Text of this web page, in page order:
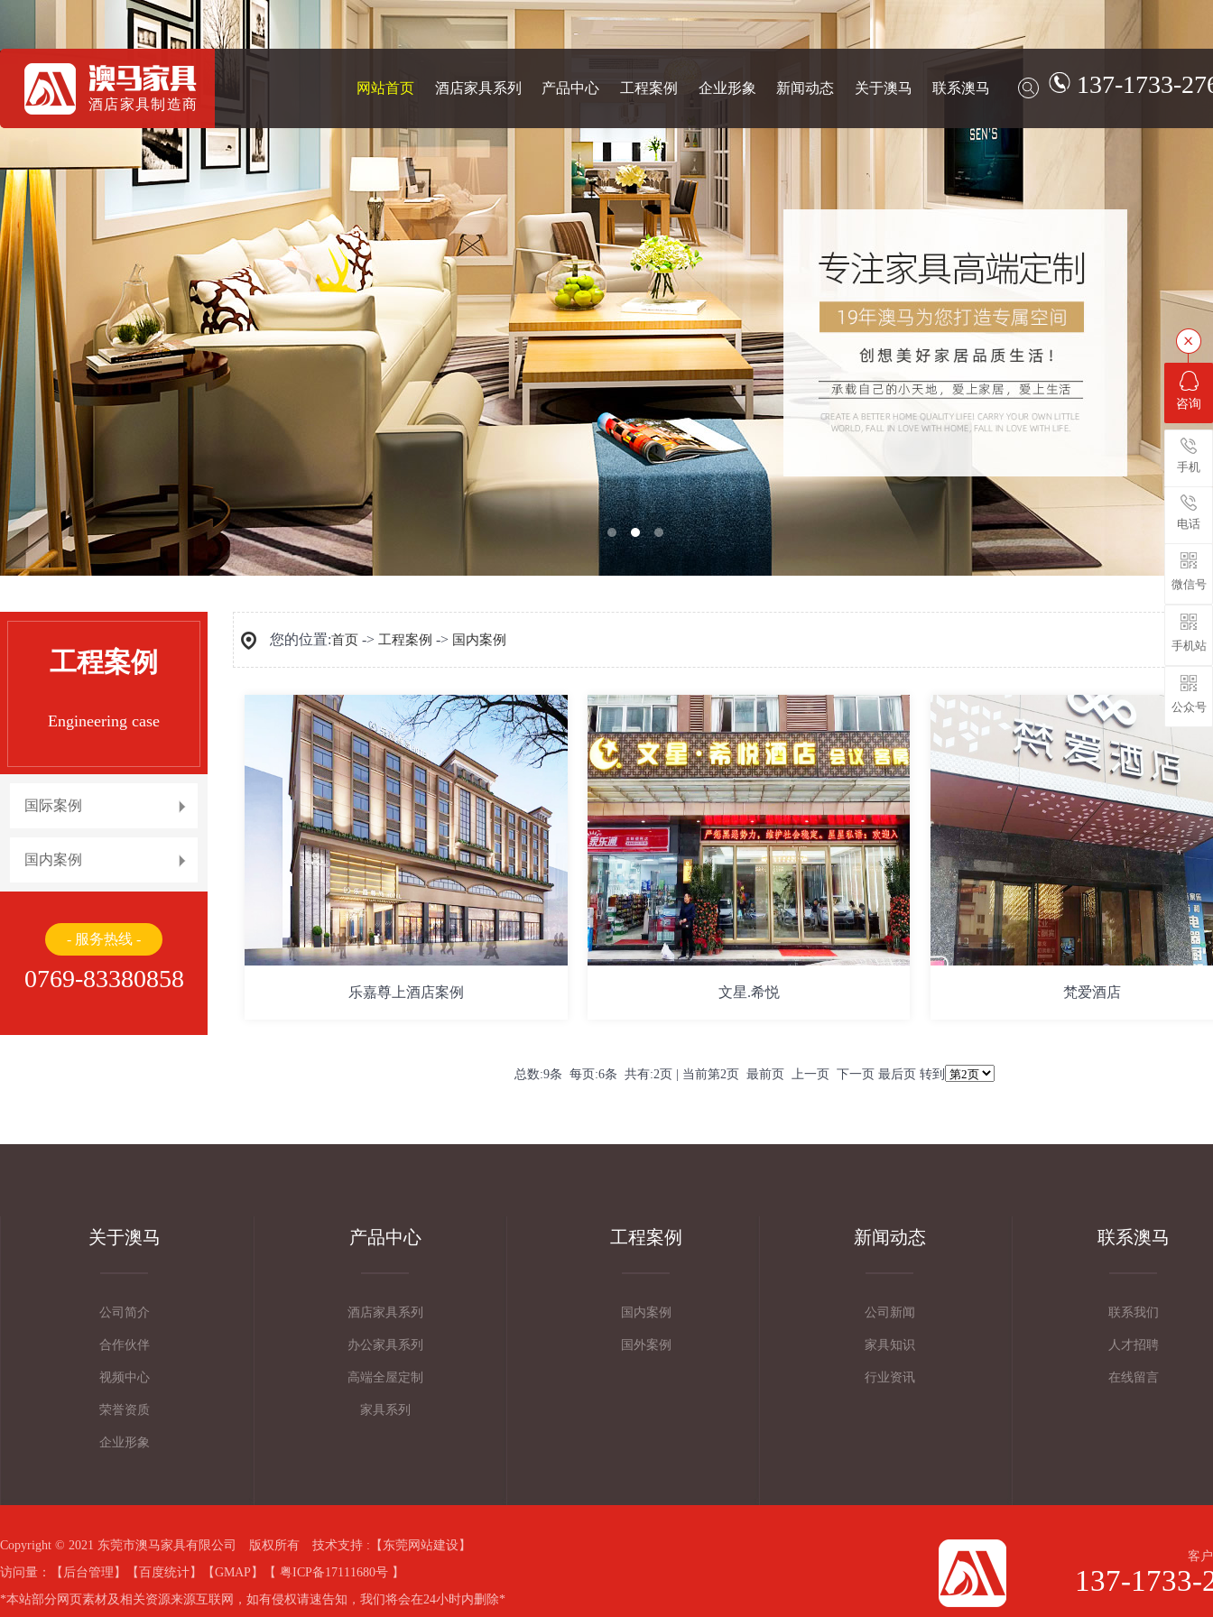
酒店家具制造商
137-1733-
网站首页 酒店家具系列 产品中心 工程案例 企业形象 新闻动态 关于澳马 联系澳马
工程案例
Engineering case
国际案例
国内案例
- 服务热线 -
0769-83380858
您的位置:首页 -> 工程案例 -> 国内案例
乐嘉尊上酒店案例 文星.希悦 梵爱酒店
总数:9条 每页:6条 共有:2页 | 当前第2页 最前页 上一页 下一页 最后页 转到
关于澳马
公司简介
合作伙伴
视频中心
荣誉资质
企业形象
产品中心
酒店家具系列
办公家具系列
高端全屋定制
家具系列
工程案例
国内案例
国外案例
新闻动态
公司新闻
家具知识
行业资讯
联系澳马
联系我们
人才招聘
在线留言
Copyright © 2021 东莞市澳马家具有限公司 版权所有 技术支持 :【 东莞网站建设】
访问量：
【 后台管理 】【 百度统计】【GMAP】【 粤ICP备17111680号 】
*本站部分网页素材及相关资源来源互联网，如有侵权请速告知，我们将会在24小时内删除*
客
137-1733-
咨询
手机
电话
微信号
手机站
公众号